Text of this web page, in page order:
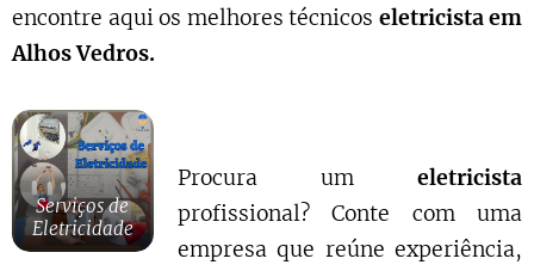
encontre aqui os melhores técnicos eletricista em
Alhos Vedros.
Serviços de
Eletricidade
Procura um eletricista
profissional? Conte com uma
empresa que reúne experiência,